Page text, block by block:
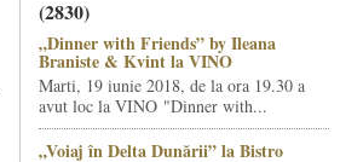
(2830)
„Dinner with Friends” by Ileana
Braniste & Kvint la VINO
Marti, 19 iunie 2018, de la ora 19.30 a
avut loc la VINO "Dinner with...
„Voiaj în Delta Dunării” la Bistro